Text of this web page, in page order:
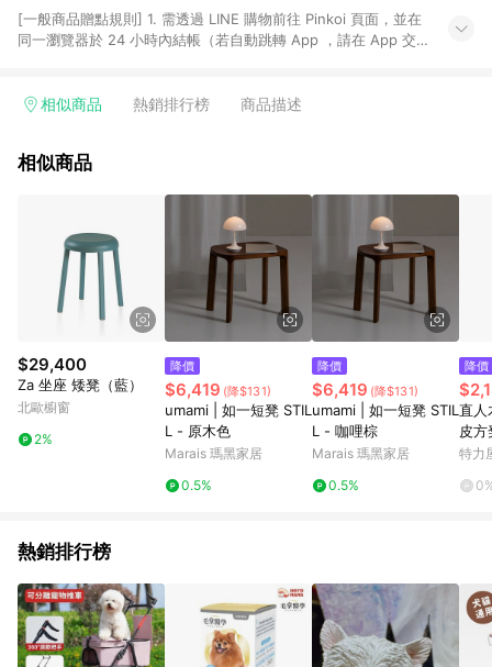
[一般商品贈點規則] 1. 需透過 LINE 購物前往 Pinkoi 頁面，並在
同一瀏覽器於 24 小時內結帳（若自動跳轉 App ，請在 App 交
回饋訂單不得享有 Pinkoi 站方優惠，例如首購優惠，P coins，
行為，不具贈點資格，部分退款不在此限。 6. APP 請更新至
運費，攤位費等不具贈點資格。 9. LINE 購物站上之商品規格、
顏色、價位、贈品如與 Pinkoi 商品資訊頁及購物車不符，以
Pinkoi 購物商品資訊頁及購物車標示為準。 10. 點數紅包使用規
則請以點數紅包活動說明為準。 11. 若於 LINE 購物前往 Pinkoi
頁面後才首次下載 Pinkoi APP 並完成訂單，不符合導購資格；承
上，首次下載 Pinkoi APP 後，需透過 LINE 購物前往 Pinkoi 頁
面，方享導購資格。
相似商品 熱銷排行榜 商品描述
相似商品
$29,400
Za 坐座 矮凳（藍）
北歐櫥窗
2%
降價
$6,419 (降$131)
umami | 如一短凳 STIL
L - 原木色
Marais 瑪黑家居
0.5%
降價
$6,419 (降$131)
umami | 如一短凳 STIL
L - 咖哩棕
Marais 瑪黑家居
0.5%
降價
直人
皮
特力
熱銷排行榜